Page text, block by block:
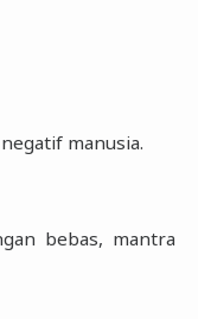
manusia.
bebas, mantra